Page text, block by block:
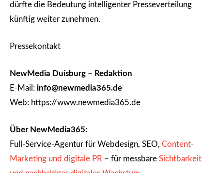
dürfte die Bedeutung intelligenter Presseverteilung
künftig weiter zunehmen.
Pressekontakt
NewMedia Duisburg – Redaktion
E-Mail: info@newmedia365.de
Web: https://www.newmedia365.de
Über NewMedia365:
Full-Service-Agentur für Webdesign, SEO, Content-
Marketing und digitale PR – für messbare Sichtbarkeit